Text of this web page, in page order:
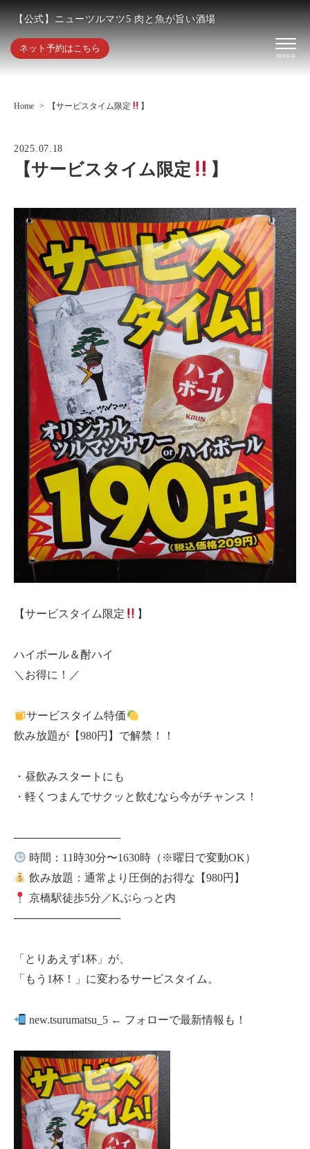
【公式】ニューツルマツ5 肉と魚が旨い酒場
ネット予約はこちら
Home 【サービスタイム限定 】
2025.07.18
【サービスタイム限定 】
【サービスタイム限定 】
ハイボール＆酎ハイ
＼お得に！／
サービスタイム特価
飲み放題が【980円】で解禁！！
・昼飲みスタートにも
・軽くつまんでサクッと飲むなら今がチャンス！
──────────────
時間：11時30分〜1630時（※曜日で変動OK）
飲み放題：通常より圧倒的お得な【980円】
京橋駅徒歩5分／Kぶらっと内
──────────────
「とりあえず1杯」が、
「もう1杯！」に変わるサービスタイム。
new.tsurumatsu_5 ← フォローで最新情報も！